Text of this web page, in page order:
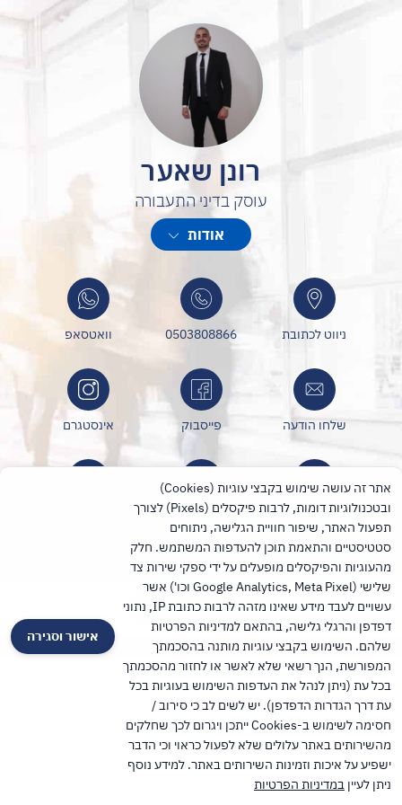
רונן שאער
עוסק בדיני התעבורה
רונן שאער, עורך דין העוסק בדיני תעבורה. בעל ניסיון וידע מקצועי בייצוג
נהגים בעבירות תעבורה מכל הסוגים, תוך ליווי אישי ומקצועי לכל לקוח.
שירותים
• ייצוג בעבירות תעבורה (מהירות, אור אדום, שימוש בטלפון ועוד)
• ביטול או הקלה בעונשי פסילה ושלילת רישיון
אודות
ניווט לכתובת 0503808866 וואטסאפ
שלחו הודעה פייסבוק אינסטגרם
לינקדין טיקטוק
שיתוף לאתר מחוז חיפה
אישור וסגירה
אתר זה עושה שימוש בקבצי עוגיות (Cookies)
ובטכנולוגיות דומות, לרבות פיקסלים (Pixels) לצורך
תפעול האתר, שיפור חוויית הגלישה, ניתוחים
סטטיסטיים והתאמת תוכן להעדפות המשתמש. חלק
מהעוגיות והפיקסלים מופעלים על ידי ספקי שירות צד
שלישי (Google Analytics, Meta Pixel וכו') אשר
עשויים לעבד מידע שאינו מזהה לרבות כתובת IP, נתוני
דפדפן והרגלי גלישה, בהתאם למדיניות הפרטיות
שלהם. השימוש בקבצי עוגיות מותנה בהסכמתך
המפורשת, הנך רשאי שלא לאשר או לחזור מהסכמתך
בכל עת (ניתן לנהל את העדפות השימוש בעוגיות בכל
עת דרך הגדרות הדפדפן). יש לשים לב כי סירוב /
חסימה לשימוש ב-Cookies ייתכן ויגרום לכך שחלקים
מהשירותים באתר עלולים שלא לפעול כראוי וכי הדבר
ישפיע על איכות וזמינות השירותים באתר. למידע נוסף
ניתן לעיין במדיניות הפרטיות
TalPress עיצוב ופיתוח אתרים בוורדפרס